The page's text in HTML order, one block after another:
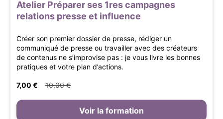
Atelier Préparer ses 1res campagnes
relations presse et influence
Créer son premier dossier de presse, rédiger un
communiqué de presse ou travailler avec des créateurs
de contenus ne s’improvise pas : je vous livre les bonnes
pratiques et votre plan d’actions.
7,00 € 10,00 €
Voir la formation